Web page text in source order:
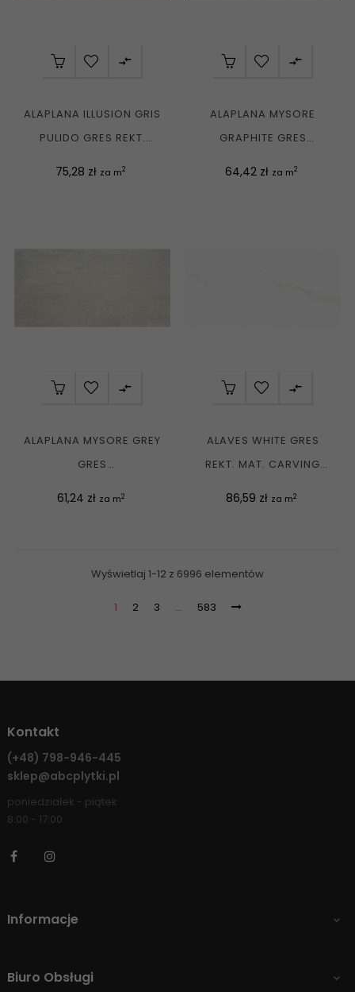

ALAPLANA ILLUSION GRIS
PULIDO GRES REKT.
Cena
75,28 zł za m2

ALAPLANA MYSORE
GRAPHITE GRES
Cena
64,42 zł za m2

ALAPLANA MYSORE GREY
GRES
Cena
61,24 zł za m2

ALAVES WHITE GRES
REKT. MAT. CARVING
Cena
86,59 zł za m2
Wyświetlaj 1-12 z 6996 elementów
1 2 3 … 583
Kontakt
(+48) 798-946-445
sklep@abcplytki.pl
poniedziałek - piątek
8:00 - 17:00
Facebook
Informacje 
Biuro Obsługi 